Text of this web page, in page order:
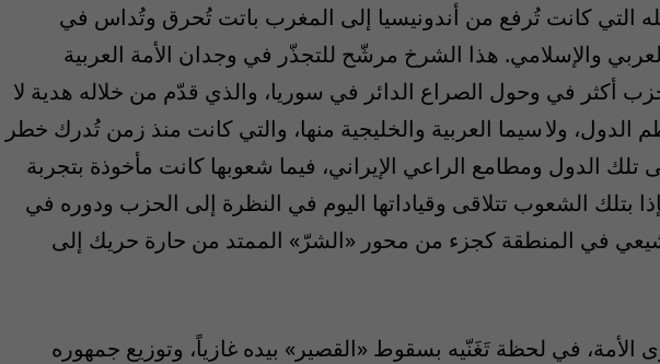
التي كانت تُرفع من أندونيسيا إلى المغرب باتت تُحرق وتُداس في
والإسلامي. هذا الشرخ مرشّح للتجذّر في وجدان الأمة العربية
أكثر في وحول الصراع الدائر في سوريا، والذي قدّم من خلاله هدية لا
ولا سيما العربية والخليجية منها، والتي كانت منذ زمن تُدرك خطر
تلك الدول ومطامع الراعي الإيراني، فيما شعوبها كانت مأخوذة بتجربة
بتلك الشعوب تتلاقى وقياداتها اليوم في النظرة إلى الحزب ودوره في
في المنطقة كجزء من محور «الشرّ» الممتد من حارة حريك إلى
في لحظة تَغَنّيه بسقوط «القصير» بيده غازياً، وتوزيع جمهوره